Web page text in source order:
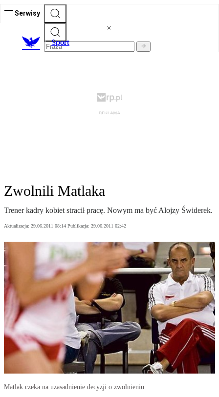
Serwisy
Sport
Zwolnili Matlaka
Trener kadry kobiet stracił pracę. Nowym ma być Alojzy Świderek.
Aktualizacja: 29.06.2011 08:14 Publikacja: 29.06.2011 02:42
Matlak czeka na uzasadnienie decyzji o zwolnieniu